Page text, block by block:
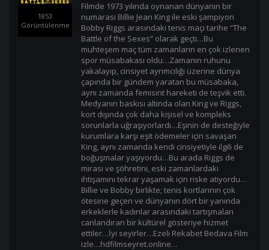
1853
Görüntülenme
Filmde 1973 yılında oynanan dünyanın bir
numarası Billie Jean King ile eski şampiyon
Bobby Riggs arasındaki tenis maçı tarihe “The
Battle of the Sexes” olarak geçti…Bu
muhteşem maç tüm zamanların en çok izlenen
spor müsabakası oldu…Zamanın ruhunu
yakalayıp, cinsiyet ayrımcılığı üzerine dünya
çapında bir gündem yaratan bu müsabaka,
aynı zamanda femisint hareketi de teşvik etti.
Medyanın baskısı altında olan King ve Riggs,
kort dışında çok daha kişisel ve kompleks
sorunlarla uğraşıyorlardı…Eşinin de desteğiyle
kurumlara karşı eşit ödemeler için savaşan
King, aynı zamanda kendi cinsiyetiyle ilgili de
boğuşmalar yaşıyordu…Bu arada Riggs de
mirası ve şöhretini, eski zamanlardaki
ihtişamını tekrar yaşamak için riske atıyordu…
Billie ve Bobby birlikte; tenis kortlarının çok
ötesine geçen ve dünyanın dört bir yanında
erkeklerle kadınlar arasındaki tartışmaları
canlandıran bir kültürel gösteriye hizmet
ettiler…İyi seyirler…Ezeli Rekabet Bedava Film
izle…hdfilmseyret.online…